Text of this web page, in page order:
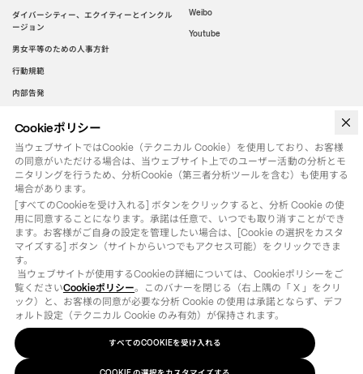
ダイバーシティー、エクイティーとインクル
ージョン
男女平等のための人事方針
行動規範
内部告発
Weibo
Youtube
WeChat
©
法律用語 COOKIEの選択をカスタマイズする
Cookieポリシー
当ウェブサイトではCookie（テクニカル Cookie）を使用しており、お客様
の同意がいただける場合は、当ウェブサイト上でのユーザー活動の分析とモ
ニタリングを行うため、分析Cookie（第三者分析ツールを含む）も使用する
場合があります。
[すべてのCookieを受け入れる] ボタンをクリックすると、分析 Cookie の使
用に同意することになります。承諾は任意で、いつでも取り消すことができ
ます。お客様がご自身の設定を管理したい場合は、[Cookie の選択をカスタ
マイズする] ボタン（サイトからいつでもアクセス可能）をクリックできま
す。
覧くださいCookieポリシー。このバナーを閉じる（右上隅の「 X 」をクリ
ック）と、お客様の同意が必要な分析 Cookie の使用は承諾とならず、デフ
ォルト設定（テクニカル Cookie のみ有効）が保持されます。
すべてのCOOKIEを受け入れる